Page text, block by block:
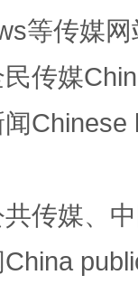
药下症？
警钟！
等传媒
传媒
传媒、
China